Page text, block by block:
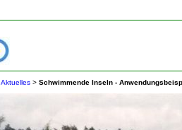
Aktuelles > Schwimmende Inseln -